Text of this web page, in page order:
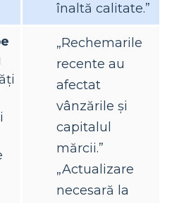
înaltă calitate.”
„Rechemarile
recente au
afectat
vânzările și
capitalul
mărcii.”
„Actualizare
necesară la